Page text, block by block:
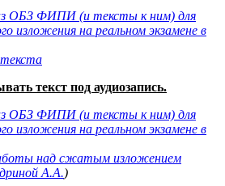
из ОБЗ ФИПИ (и тексты к ним) для
изложения на реальном экзамене в
текст под аудиозапись.
из ОБЗ ФИПИ (и тексты к ним) для
изложения на реальном экзамене в
над сжатым изложением
А.А.)